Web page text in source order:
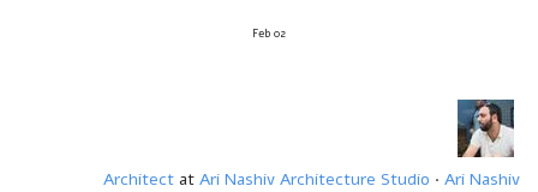
02
Feb
Ari Nashiv
·
Architect at Ari Nashiv Architecture Studio